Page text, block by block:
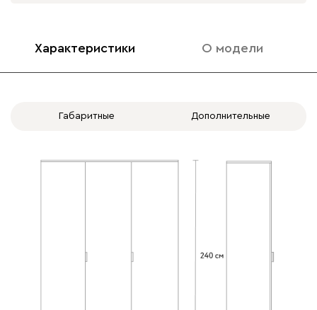
3.6 ШР: 150 (1/3 Б с
3.7 ШР: 150 (50 Б+48
3 дв. вар.3: 2 зеркала
3 дв. вар.4: 3 зеркала
Полка по центру
Штанга
Характеристики О модели
Габаритные Дополнительные